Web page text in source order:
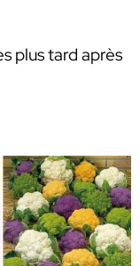
plus tard après